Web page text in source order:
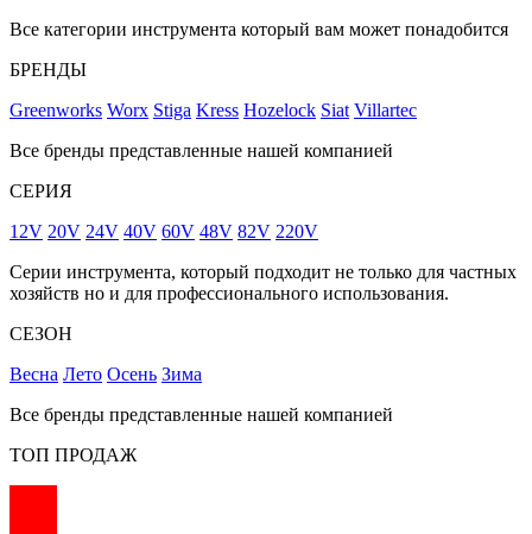
Все категории инструмента который вам может понадобится
БРЕНДЫ
Greenworks Worx Stiga Kress Hozelock Siat Villartec
Все бренды представленные нашей компанией
СЕРИЯ
12V 20V 24V 40V 60V 48V 82V 220V
Серии инструмента, который подходит не только для частных
хозяйств но и для профессионального использования.
СЕЗОН
Весна Лето Осень Зима
Все бренды представленные нашей компанией
ТОП ПРОДАЖ